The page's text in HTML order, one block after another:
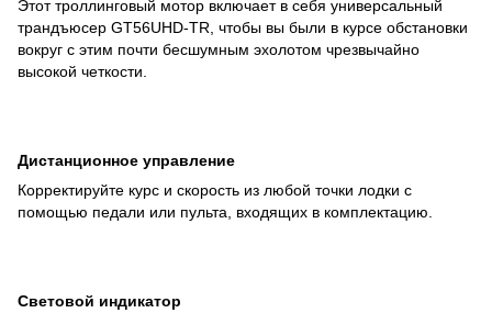
Этот троллинговый мотор включает в себя универсальный
трандъюсер GT56UHD-TR, чтобы вы были в курсе обстановки
вокруг с этим почти бесшумным эхолотом чрезвычайно
высокой четкости.
Дистанционное управление
Корректируйте курс и скорость из любой точки лодки с
помощью педали или пульта, входящих в комплектацию.
Световой индикатор